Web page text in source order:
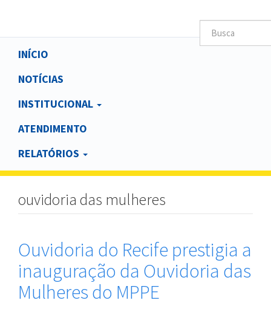
Main
navigation
INÍCIO
NOTÍCIAS
INSTITUCIONAL
ATENDIMENTO
RELATÓRIOS
ouvidoria das mulheres
Ouvidoria do Recife prestigia a
inauguração da Ouvidoria das
Mulheres do MPPE